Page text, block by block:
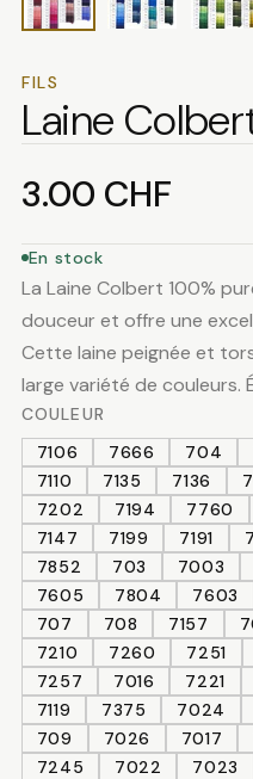
FILS
Laine
3.00 CHF
En stock
La Laine Colbert 100%
douceur et offre une
Cette laine peignée et
large variété de couleurs.
COULEUR
7106
7666 704
7110
7135 7136
7202
7194 7760
7147
7199 7191
7852
703 7003
7605
7804 7603
707
708 7157
7210
7260 7251
7257
7016 7221
7119
7375 7024
709
7026 7017
7245
7022 7023